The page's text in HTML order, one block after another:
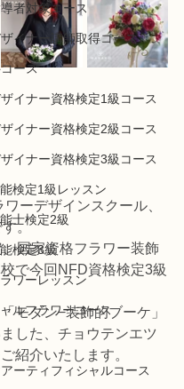
者対象コース
イナー講師取得コース
ース
イナー資格検定1級コース
イナー資格検定2級コース
イナー資格検定3級コース
検定1級レッスン
士検定2級
検定3級
ワーレッスン
ルフラワーコース
ーティフィシャルコース
ーデザインスクール、
。
国家資格フラワー装飾
で今回NFD資格検定3級
モダン−装飾的ブーケ」
した、チョウテンエツ
紹介いたします。